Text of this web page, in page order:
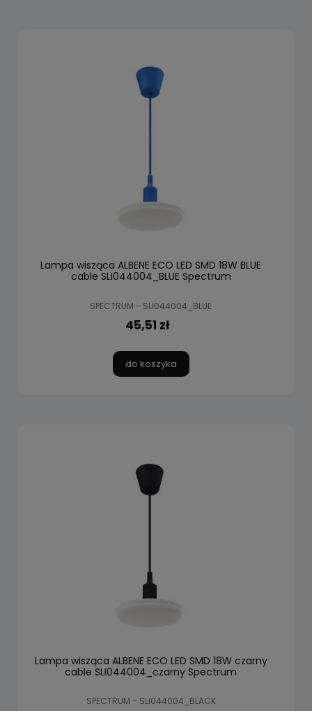
Lampa wisząca ALBENE ECO LED SMD 18W BLUE
cable SLI044004_BLUE Spectrum
SPECTRUM - SLI044004_BLUE
45,51 zł
do koszyka
Lampa wisząca ALBENE ECO LED SMD 18W czarny
cable SLI044004_czarny Spectrum
SPECTRUM - SLI044004_BLACK